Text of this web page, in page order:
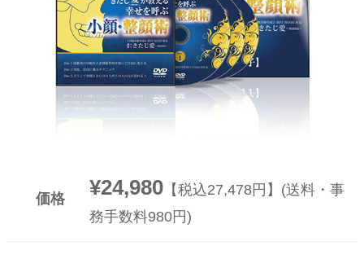
価格 ¥24,980【税込27,478円】(送料・事
務手数料980円)